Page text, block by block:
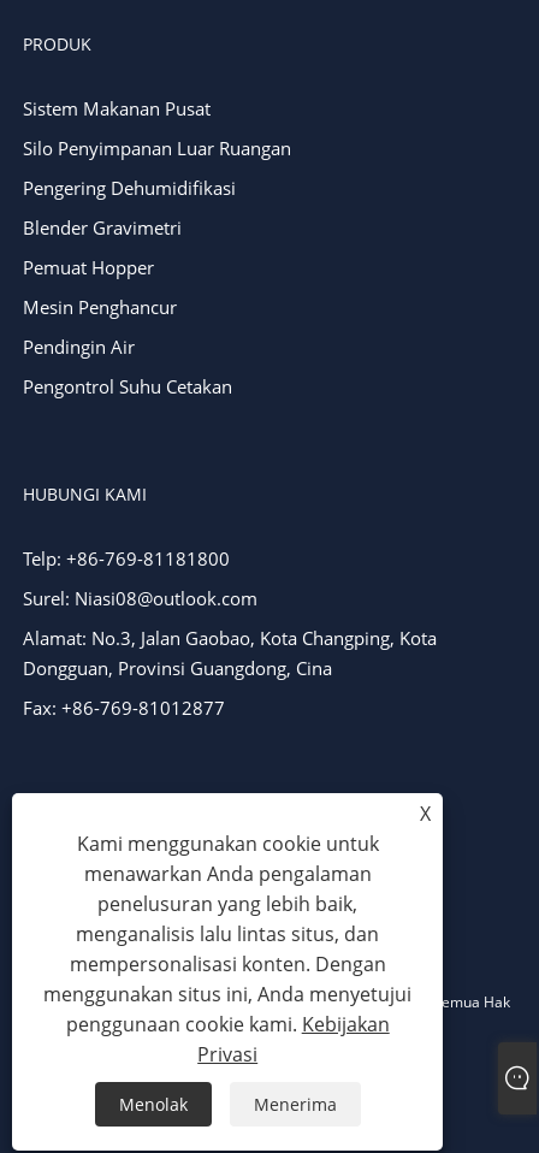
PRODUK
Sistem Makanan Pusat
Silo Penyimpanan Luar Ruangan
Pengering Dehumidifikasi
Blender Gravimetri
Pemuat Hopper
Mesin Penghancur
Pendingin Air
Pengontrol Suhu Cetakan
HUBUNGI KAMI
Telp: +86-769-81181800
Surel: Niasi08@outlook.com
Alamat: No.3, Jalan Gaobao, Kota Changping, Kota
Dongguan, Provinsi Guangdong, Cina
Fax: +86-769-81012877
Hak Cipta © 2024 Dongguan Niasi Plastic Machinery Co., Ltd. Semua Hak
Dilindungi Undang-undang.
Sitemap XML Kebijakan Privasi
X
Kami menggunakan cookie untuk
menawarkan Anda pengalaman
penelusuran yang lebih baik,
menganalisis lalu lintas situs, dan
mempersonalisasi konten. Dengan
menggunakan situs ini, Anda menyetujui
penggunaan cookie kami. Kebijakan
Privasi
Menolak Menerima